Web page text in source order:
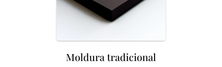
Moldura tradicional